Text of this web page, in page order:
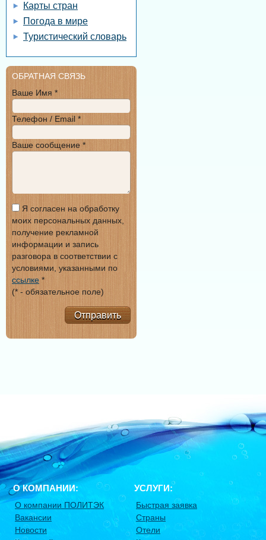
Карты стран
Погода в мире
Туристический словарь
ОБРАТНАЯ СВЯЗЬ
Ваше Имя *
Телефон / Email *
Ваше сообщение *
Я согласен на обработку
моих персональных данных,
получение рекламной
информации и запись
разговора в соответствии с
условиями, указанными по
ссылке *
(* - обязательное поле)
Отправить
О КОМПАНИИ:
О компании ПОЛИТЭК
Вакансии
Новости
УСЛУГИ:
Быстрая заявка
Страны
Отели